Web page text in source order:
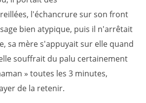
l'échancrure sur son front
bien atypique, puis il n'arrêtait
sa mère s'appuyait sur elle quand
souffrait du palu certainement
» toutes les 3 minutes,
de la retenir.